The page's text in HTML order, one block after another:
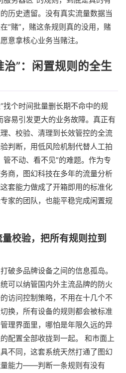
历史遗留。没有真实流量数据当
“赌”，赌这条规则真的没用，赌
拿核心业务当赌注。
治”：闲置规则的全生
找个时间批量删长期不命中的规
容易引发更大的业务故障。真正有
、校验、清理到长效管控的全流
判断，用低风险机制代替人工拍
不动、看不见”的难题。作为专
商，图幻科技在多年的流量分析
套能力做成了开箱即用的标准化
家的团队，也能平稳完成闲置规
校验，把所有规则拉到
破多品牌设备之间的信息孤岛。
可以纳管国内外主流品牌的防火
访问控制策略，不用在十几个不
换，所有设备的规则都会被标准
理界面里，哪怕是年限久远的异
配置全部收拢到一起。 和市面上
不同，这套系统天然打通了图幻
能力——判断一条规则有没有